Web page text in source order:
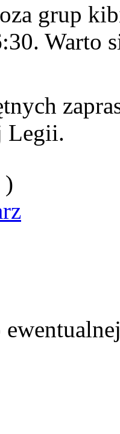
grup
Warto
Legii.
)